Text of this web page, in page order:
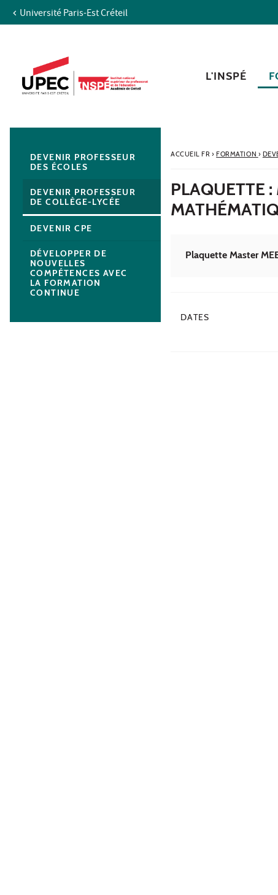
Aller au contenu
Recherche
Navigation secondaire
Université Paris-Est Créteil
L'INSPÉ
ACCUEIL FR› FORMATION ›
PLAQUETTE
Plaquette Master
DATES
DEVENIR PROFESSEUR
DES ÉCOLES
DEVENIR PROFESSEUR
DE COLLÈGE-LYCÉE
DEVENIR CPE
DÉVELOPPER DE
NOUVELLES
COMPÉTENCES AVEC
LA FORMATION
CONTINUE